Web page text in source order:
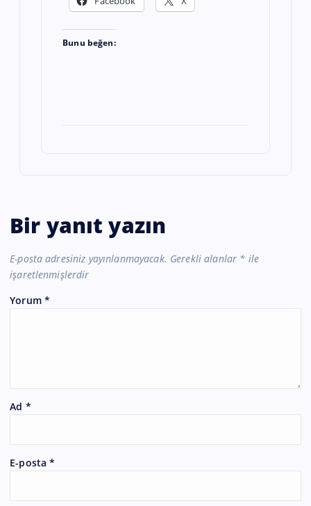
Bunu beğen:
Bir yanıt yazın
E-posta adresiniz yayınlanmayacak. Gerekli alanlar * ile
işaretlenmişlerdir
Yorum *
Ad *
E-posta*